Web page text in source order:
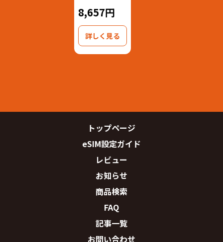
8,657円
詳しく見る
トップページ
eSIM設定ガイド
レビュー
お知らせ
商品検索
FAQ
記事一覧
お問い合わせ